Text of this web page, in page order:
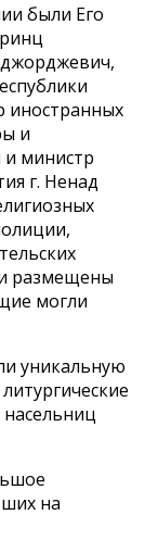
были Его
иностранных
и
министр
г. Ненад
размещены
могли
уникальную
на